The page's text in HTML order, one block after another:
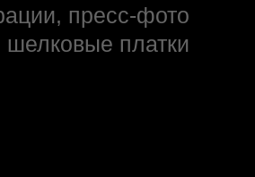
пресс-фото
шелковые платки